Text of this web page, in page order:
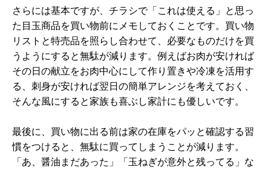
さらには基本ですが、チラシで「これは使える」と思っ
た目玉商品を買い物前にメモしておくことです。買い物
リストと特売品を照らし合わせて、必要なものだけを買
うようにすると無駄が減ります。例えばお肉が安ければ
その日の献立をお肉中心にして作り置きや冷凍を活用す
る、刺身が安ければ翌日の簡単アレンジを考えておく、
そんな風にすると家族も喜ぶし家計にも優しいです。
最後に、買い物に出る前は家の在庫をパッと確認する習
慣をつけると、無駄に買ってしまうことが減ります。
「あ、醤油まだあった」「玉ねぎが意外と残ってる」な